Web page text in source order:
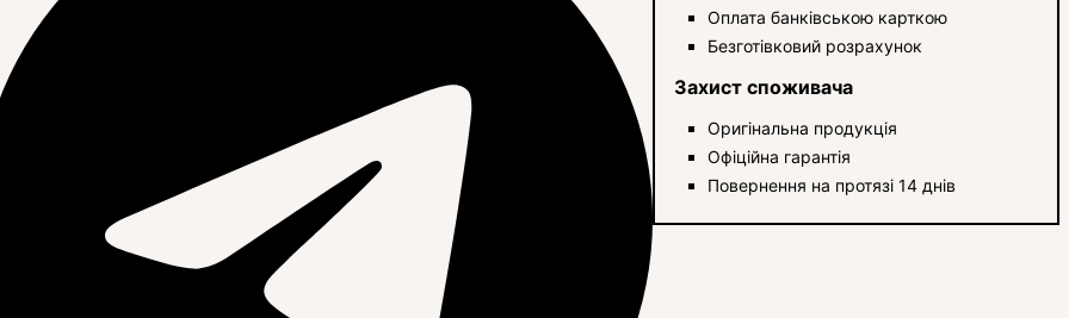
Оплата банківською карткою
Безготівковий розрахунок
Захист споживача
Оригінальна продукція
Офіційна гарантія
Повернення на протязі 14 днів